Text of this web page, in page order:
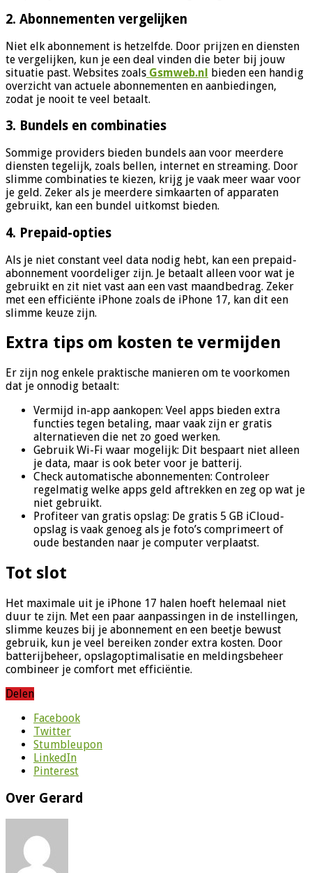
2. Abonnementen vergelijken
Niet elk abonnement is hetzelfde. Door prijzen en diensten
te vergelijken, kun je een deal vinden die beter bij jouw
situatie past. Websites zoals Gsmweb.nl bieden een handig
overzicht van actuele abonnementen en aanbiedingen,
zodat je nooit te veel betaalt.
3. Bundels en combinaties
Sommige providers bieden bundels aan voor meerdere
diensten tegelijk, zoals bellen, internet en streaming. Door
slimme combinaties te kiezen, krijg je vaak meer waar voor
je geld. Zeker als je meerdere simkaarten of apparaten
gebruikt, kan een bundel uitkomst bieden.
4. Prepaid-opties
Als je niet constant veel data nodig hebt, kan een prepaid-
abonnement voordeliger zijn. Je betaalt alleen voor wat je
gebruikt en zit niet vast aan een vast maandbedrag. Zeker
met een efficiënte iPhone zoals de iPhone 17, kan dit een
slimme keuze zijn.
Extra tips om kosten te vermijden
Er zijn nog enkele praktische manieren om te voorkomen
dat je onnodig betaalt:
Vermijd in-app aankopen: Veel apps bieden extra
functies tegen betaling, maar vaak zijn er gratis
alternatieven die net zo goed werken.
Gebruik Wi-Fi waar mogelijk: Dit bespaart niet alleen
je data, maar is ook beter voor je batterij.
Check automatische abonnementen: Controleer
regelmatig welke apps geld aftrekken en zeg op wat je
niet gebruikt.
Profiteer van gratis opslag: De gratis 5 GB iCloud-
opslag is vaak genoeg als je foto’s comprimeert of
oude bestanden naar je computer verplaatst.
Tot slot
Het maximale uit je iPhone 17 halen hoeft helemaal niet
duur te zijn. Met een paar aanpassingen in de instellingen,
slimme keuzes bij je abonnement en een beetje bewust
gebruik, kun je veel bereiken zonder extra kosten. Door
batterijbeheer, opslagoptimalisatie en meldingsbeheer
combineer je comfort met efficiëntie.
Delen
Facebook
Twitter
Stumbleupon
LinkedIn
Pinterest
Over Gerard